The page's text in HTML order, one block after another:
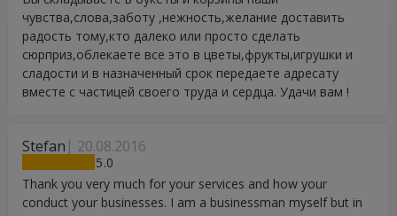
чувства,слова,заботу ,нежность,желание доставить
радость тому,кто далеко или просто сделать
сюрприз,облекаете все это в цветы,фрукты,игрушки и
сладости и в назначенный срок передаете адресату
вместе с частицей своего труда и сердца. Удачи вам !
Stefan 20.08.2016
5
Thank you very much for your services and how your
conduct your businesses. I am a businessman myself but in